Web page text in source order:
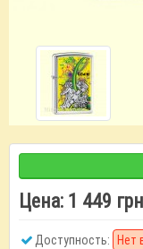
Цена: 1 449 грн
Доступность: Нет